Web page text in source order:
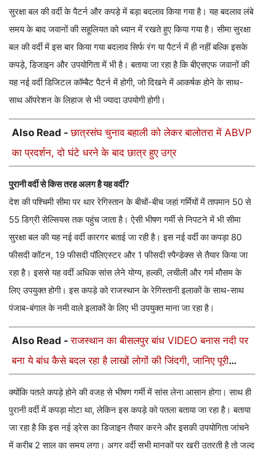
सुरक्षा बल की वर्दी के पैटर्न और कपड़े में बड़ा बदलाव किया गया है। यह बदलाव लंबे
समय के बाद जवानों की सहूलियत को ध्यान में रखते हुए किया गया है। सीमा सुरक्षा
बल की वर्दी में इस बार किया गया बदलाव सिर्फ रंग या पैटर्न में ही नहीं बल्कि इसके
कपड़े, डिजाइन और उपयोगिता में भी है। बताया जा रहा है कि बीएसएफ जवानों की
यह नई वर्दी डिजिटल कॉम्बैट पैटर्न में होगी, जो दिखने में आकर्षक होने के साथ-
साथ ऑपरेशन के लिहाज से भी ज्यादा उपयोगी होगी।
Also Read -छात्रसंघ चुनाव बहाली को लेकर बालोतरा में ABVP
का प्रदर्शन, दो घंटे धरने के बाद छात्र हुए उग्र
पुरानी वर्दी से किस तरह अलग है यह वर्दी?
देश की पश्चिमी सीमा पर थार रेगिस्तान के बीचों-बीच जहां गर्मियों में तापमान 50 से
55 डिग्री सेल्सियस तक पहुंच जाता है। ऐसी भीषण गर्मी से निपटने में भी सीमा
सुरक्षा बल की यह नई वर्दी कारगर बताई जा रही है। इस नई वर्दी का कपड़ा 80
फीसदी कॉटन, 19 फीसदी पॉलिएस्टर और 1 फीसदी स्पैन्डेक्स से तैयार किया जा
रहा है। इससे यह वर्दी अधिक सांस लेने योग्य, हल्की, लचीली और गर्म मौसम के
लिए उपयुक्त होगी। इस कपड़े को राजस्थान के रेगिस्तानी इलाकों के साथ-साथ
पंजाब-बंगाल के नमी वाले इलाकों के लिए भी उपयुक्त माना जा रहा है।
Also Read -राजस्थान का बीसलपुर बांध VIDEO बनास नदी पर
बना ये बांध कैसे बदल रहा है लाखों लोगों की जिंदगी, जानिए पूरी
क्योंकि पतले कपड़े होने की वजह से भीषण गर्मी में सांस लेना आसान होगा। साथ ही
पुरानी वर्दी में कपड़ा मोटा था, लेकिन इस कपड़े को पतला बताया जा रहा है। बताया
जा रहा है कि इस नई ड्रेस का डिजाइन तैयार करने और इसकी उपयोगिता जांचने
में करीब 2 साल का समय लगा। अगर वर्दी सभी मानकों पर खरी उतरती है तो जल्द